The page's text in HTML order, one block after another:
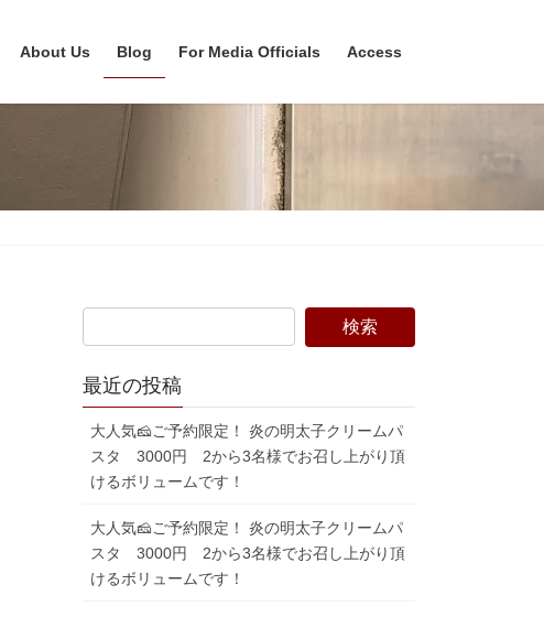
About Us Blog For Media Officials Access
最近の投稿
大人気🧀ご予約限定！ 炎の明太子クリームパ
スタ 3000円 2から3名様でお召し上がり頂
けるボリュームです！
大人気🧀ご予約限定！ 炎の明太子クリームパ
スタ 3000円 2から3名様でお召し上がり頂
けるボリュームです！